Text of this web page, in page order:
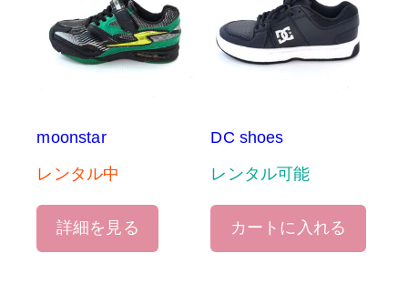
moonstar
レンタル中
詳細を見る
DC shoes
レンタル可能
カートに入れる